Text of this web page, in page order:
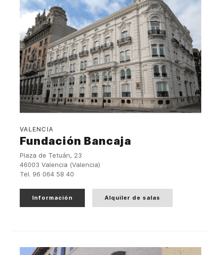
VALENCIA
Fundación Bancaja
Plaza de Tetuán, 23
46003 Valencia (Valencia)
Tel. 96 064 58 40
Información Alquiler de salas